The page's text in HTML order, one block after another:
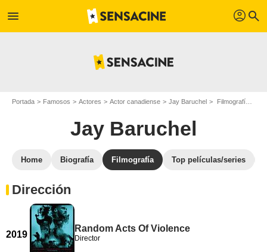
menu profil search
Portada Famosos Actores Actor canadiense Jay Baruchel Filmografía Jay Baruchel
Jay Baruchel
Home Biografía Filmografía Top películas/series
Dirección
2019
Random Acts Of Violence
Director